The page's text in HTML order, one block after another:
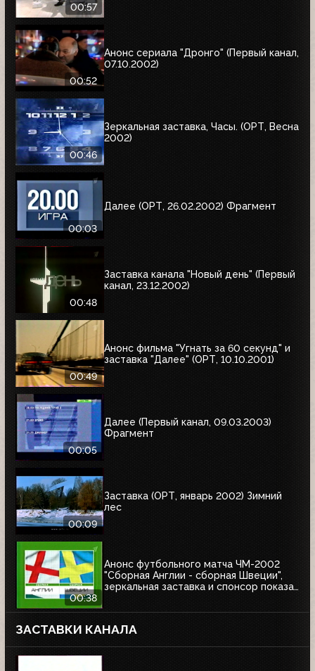
00:57
00:52
Анонс сериала "Дронго" (Первый канал,
07.10.2002)
00:46
Зеркальная заставка, Часы. (ОРТ, Весна
2002)
00:03
Далее (ОРТ, 26.02.2002) Фрагмент
00:48
Заставка канала "Новый день" (Первый
канал, 23.12.2002)
00:49
Анонс фильма "Угнать за 60 секунд" и
заставка "Далее" (ОРТ, 10.10.2001)
00:05
Далее (Первый канал, 09.03.2003)
Фрагмент
00:09
Заставка (ОРТ, январь 2002) Зимний
лес
00:38
Анонс футбольного матча ЧМ-2002
"Сборная Англии - сборная Швеции",
зеркальная заставка и спонсор показа
ЗАСТАВКИ КАНАЛА